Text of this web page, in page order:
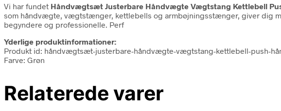
Vi har fundet Håndvægtsæt Justerbare Håndvægte Vægtstang Kettlebell
som håndvægte, vægtstænger, kettlebells og armbøjningsstænger, giver dig
begyndere og professionelle. Perf
Yderlige produktinformationer:
Produkt id: håndvægtsæt-justerbare-håndvægte-vægtstang-kettlebell-push-
Farve: Grøn
Relaterede varer